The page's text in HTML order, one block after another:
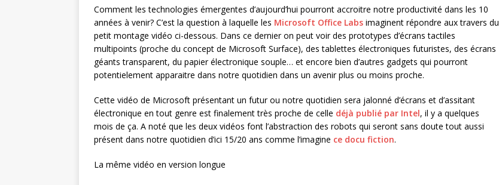
Comment les technologies émergentes d’aujourd’hui pourront accroitre notre productivité dans les 10
années à venir? C’est la question à laquelle les Microsoft Office Labs imaginent répondre aux travers du
petit montage vidéo ci-dessous. Dans ce dernier on peut voir des prototypes d’écrans tactiles
multipoints (proche du concept de Microsoft Surface), des tablettes électroniques futuristes, des écrans
géants transparent, du papier électronique souple… et encore bien d’autres gadgets qui pourront
potentielement apparaitre dans notre quotidien dans un avenir plus ou moins proche.
Cette vidéo de Microsoft présentant un futur ou notre quotidien sera jalonné d’écrans et d’assitant
électronique en tout genre est finalement très proche de celle déjà publié par Intel, il y a quelques
mois de ça. A noté que les deux vidéos font l’abstraction des robots qui seront sans doute tout aussi
présent dans notre quotidien d’ici 15/20 ans comme l’imagine ce docu fiction.
La même vidéo en version longue